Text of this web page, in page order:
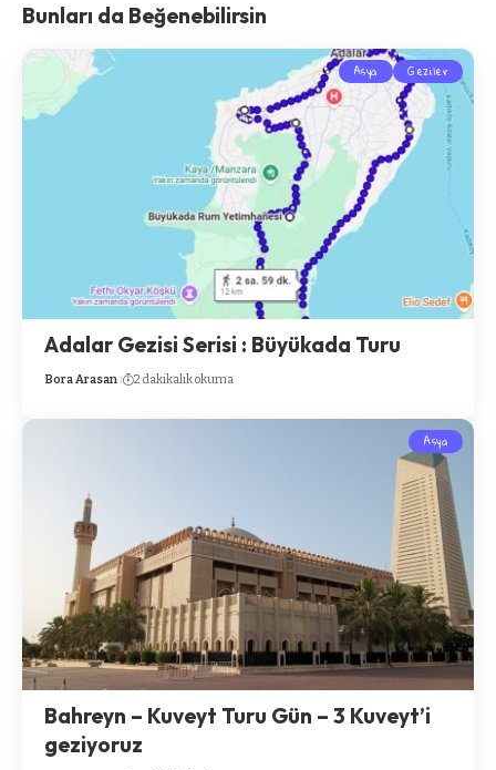
Bunları da Beğenebilirsin
Asya Geziler
Adalar Gezisi Serisi : Büyükada Turu
Bora Arasan 2 dakikalık okuma
Asya
Bahreyn – Kuveyt Turu Gün – 3 Kuveyt’i
geziyoruz